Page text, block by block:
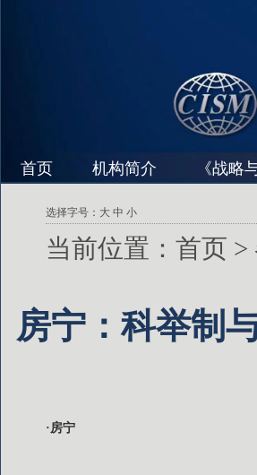
首页 机构简介 《战略
选择字号： 大 中 小
当前位置： 首页 >
房宁：科举制
·房宁